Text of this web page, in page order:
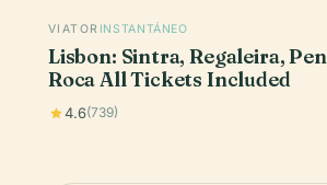
VIATOR INSTANTÁNEO
Lisbon: Sintra, Regaleira,
Roca All Tickets Included
4.6(739)